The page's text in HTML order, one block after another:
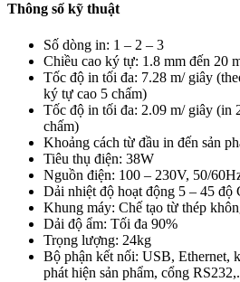
Thông số kỹ thuật
Số dòng in: 1 – 2 – 3
Chiều cao ký tự: 1.8 mm đến 20
Tốc độ in tối đa: 7.28 m/ giây
ký tự cao 5 chấm)
Tốc độ in tối đa: 2.09 m/ giây (in
chấm)
Khoảng cách từ đầu in đến sản
Tiêu thụ điện: 38W
Nguồn điện: 100 – 230V, 50/
Dải nhiệt độ hoạt động 5 – 45 độ
Khung máy: Chế tạo từ thép
Dải độ ẩm: Tối đa 90%
Trọng lượng: 24kg
Bộ phận kết nối: USB, Ethernet,
phát hiện sản phẩm, cổng